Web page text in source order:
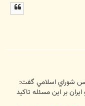
شوراي اسلامي گفت:
بر اين مسئله تاكيد